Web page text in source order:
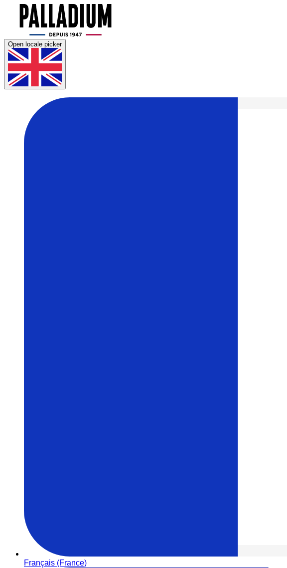
Open locale picker
Français (France)